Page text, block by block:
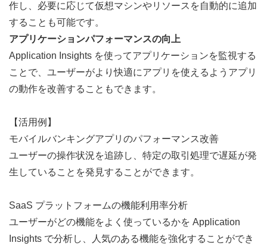
作し、必要に応じて仮想マシンやリソースを自動的に追加
することも可能です。
アプリケーションパフォーマンスの向上
Application Insights を使ってアプリケーションを監視する
ことで、ユーザーがより快適にアプリを使えるようアプリ
の動作を改善することもできます。
【活用例】
モバイルバンキングアプリのパフォーマンス改善
ユーザーの操作状況を追跡し、特定の取引処理で遅延が発
生していることを発見することができます。
SaaS プラットフォームの機能利用率分析
ユーザーがどの機能をよく使っているかを Application
Insights で分析し、人気のある機能を強化することができ